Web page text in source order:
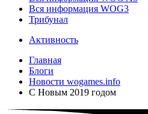
Вся информация WOG3
Трибунал
Активность
Главная
Блоги
Новости wogames.info
С Новым 2019 годом